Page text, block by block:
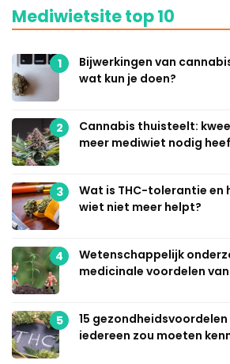
Mediwietsite top 10
1
Bijwerkingen van
wat kun je doen?
2
Cannabis thuisteelt:
meer mediwiet nodig
3
Wat is THC-tolerantie en
wiet niet meer helpt?
4
Wetenschappelijk
medicinale voordelen van
5
15 gezondheidsvoordelen
iedereen zou moeten